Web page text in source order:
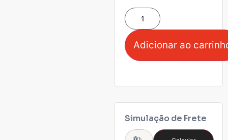
Adicionar ao
Simulação de Frete